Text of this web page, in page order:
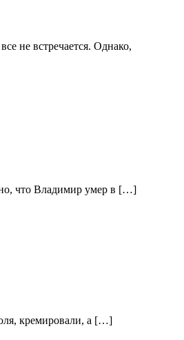
не встречается. Однако,
что Владимир умер в […]
кремировали, а […]